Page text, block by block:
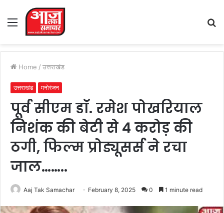
Menu
Home / उत्तराखंड
उत्तराखंड मनोरंजन
पूर्व सीएम डाॅ. रमेश पोखरियाल
निशंक की बेटी से 4 करोड़ की
ठगी, फिल्म प्रोड्यूसर्स ने रचा
जाल……..
Aaj Tak Samachar February 8, 2025 0 1 minute read